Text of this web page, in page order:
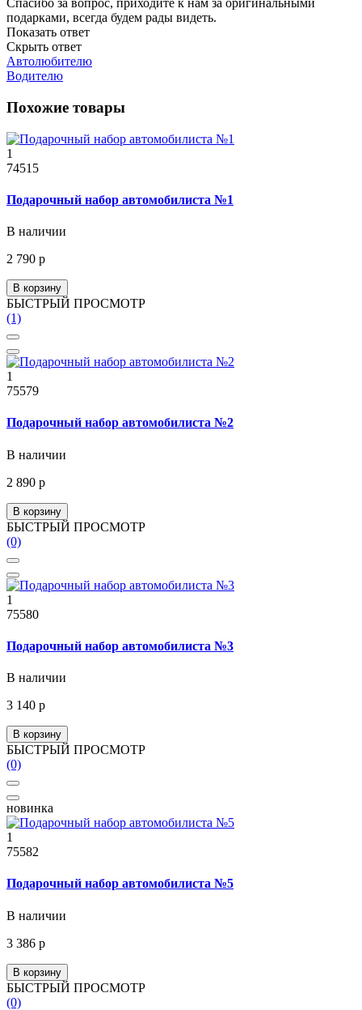
Спасибо за вопрос, приходите к нам за оригинальными
подарками, всегда будем рады видеть.
Показать ответ
Скрыть ответ
Автолюбителю
Водителю
Похожие товары
1
74515
Подарочный набор автомобилиста №1
В наличии
2 790 р
В корзину
БЫСТРЫЙ ПРОСМОТР
(1)
1
75579
Подарочный набор автомобилиста №2
В наличии
2 890 р
В корзину
БЫСТРЫЙ ПРОСМОТР
(0)
1
75580
Подарочный набор автомобилиста №3
В наличии
3 140 р
В корзину
БЫСТРЫЙ ПРОСМОТР
(0)
новинка
1
75582
Подарочный набор автомобилиста №5
В наличии
3 386 р
В корзину
БЫСТРЫЙ ПРОСМОТР
(0)